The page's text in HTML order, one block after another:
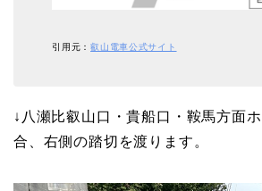
引用元：叡山電車公式サイト
↓八瀬比叡山口・貴船口・鞍馬方面
合、右側の踏切を渡ります。